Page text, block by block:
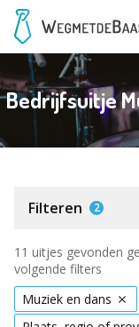
Bedrijfsuitje
Filteren 2
11 uitjes gevonden
volgende filters
Muziek en dans